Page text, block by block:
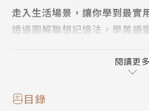
走入生活場景，讓你學到最實
透過圖解聯想記憶法，學英語
《圖解聯想 生活英語小百科》
景，包括飲食英語、健康英語
人生大事、社交英語及節慶活
閱讀更多
目錄